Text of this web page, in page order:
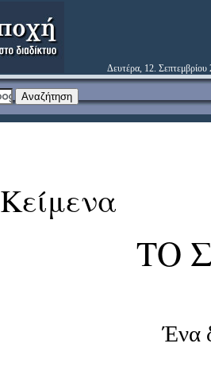
Δευτέρα, 12. Σεπτεμβρίου
Κείμενα
ΤΟ
Ένα